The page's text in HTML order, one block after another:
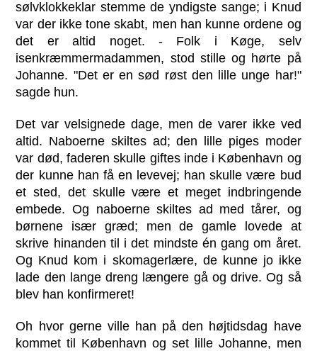
sølvklokkeklar stemme de yndigste sange; i Knud
var der ikke tone skabt, men han kunne ordene og
det er altid noget. - Folk i Køge, selv
isenkræmmermadammen, stod stille og hørte på
Johanne. "Det er en sød røst den lille unge har!"
sagde hun.
Det var velsignede dage, men de varer ikke ved
altid. Naboerne skiltes ad; den lille piges moder
var død, faderen skulle giftes inde i København og
der kunne han få en levevej; han skulle være bud
et sted, det skulle være et meget indbringende
embede. Og naboerne skiltes ad med tårer, og
børnene især græd; men de gamle lovede at
skrive hinanden til i det mindste én gang om året.
Og Knud kom i skomagerlære, de kunne jo ikke
lade den lange dreng længere gå og drive. Og så
blev han konfirmeret!
Oh hvor gerne ville han på den højtidsdag have
kommet til København og set lille Johanne, men